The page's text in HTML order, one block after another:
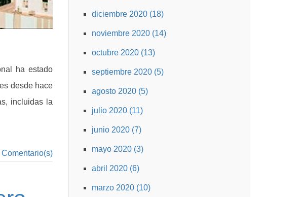
diciembre 2020 (18)
noviembre 2020 (14)
octubre 2020 (13)
septiembre 2020 (5)
agosto 2020 (5)
julio 2020 (11)
junio 2020 (7)
mayo 2020 (3)
abril 2020 (6)
marzo 2020 (10)
ha estado
desde hace
incluidas la
Comentario(s)